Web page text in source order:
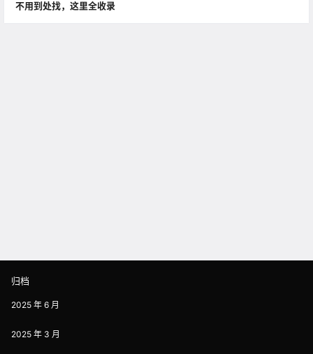
不用到处找，这里全收录
归档
2025 年 6 月
2025 年 3 月